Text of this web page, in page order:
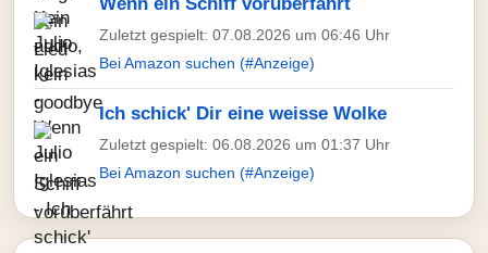
Zuletzt gespielt: 07.08.2026 um 06:46 Uhr
Bei Amazon suchen (#Anzeige)
Ich schick' Dir eine weisse Wolke
Zuletzt gespielt: 06.08.2026 um 01:37 Uhr
Bei Amazon suchen (#Anzeige)